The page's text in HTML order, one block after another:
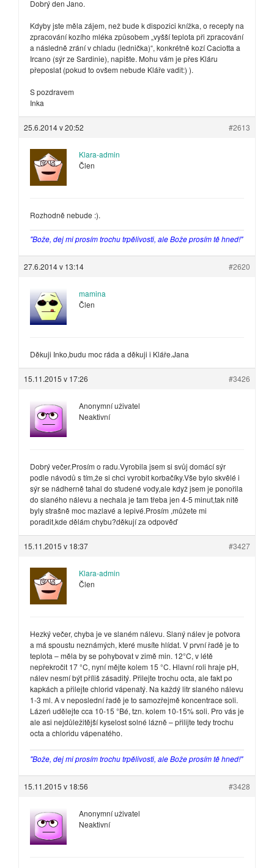
Dobrý den Jano.
Kdyby jste měla zájem, než bude k dispozici knížka, o recepty na
zpracování kozího mléka způsobem „vyšší teplota při zpracování
a následně zrání v chladu (lednička)“, konkrétně kozí Caciotta a
Ircano (sýr ze Sardinie), napište. Mohu vám je přes Kláru
přeposlat (pokud to ovšem nebude Kláře vadit:) ).
S pozdravem
Inka
25.6.2014 v 20:52 #2613
Klara-admin
Člen
Rozhodně nebude :).
"Bože, dej mi prosím trochu trpělivosti, ale Bože prosím tě hned!"
27.6.2014 v 13:14 #2620
mamina
Člen
Děkuji Inko,budu moc ráda a děkuji i Kláře.Jana
15.11.2015 v 17:26 #3426
Anonymní uživatel
Neaktivní
Dobrý večer.Prosím o radu.Vyrobila jsem si svůj domácí sýr
podle návodů s tím,že si chci vyrobit korbačíky.Vše bylo skvělé i
sýr se nádherně tahal do studené vody,ale když jsem je ponořila
do slaného nálevu a nechala je tam třeba jen 4-5 minut,tak nitě
byly strašně moc mazlavé a lepivé.Prosím ,můžete mi
poradit,kde dělám chybu?děkují za odpověď
15.11.2015 v 18:37 #3427
Klara-admin
Člen
Hezký večer, chyba je ve slaném nálevu. Slaný nálev je potvora
a má spoustu neznámých, které musíte hlídat. V první řadě je to
teplota – měla by se pohybovat v zimě min. 12°C, v létě
nepřekročit 17 °C, nyní mějte kolem 15 °C. Hlavní roli hraje pH,
nálev nesmí být příliš zásaditý. Přilejte trochu octa, ale fakt po
kapkách a přilejte chlorid vápenatý. Na každý litr slaného nálevu
1-3 ml. A v neposlední řadě je to samozřejmě koncentrace soli.
Lázeń udělejte cca 10-15 °Bé, tzn. kolem 10-15% soli. Pro vás je
ale asi nejdůležitější kyselost solné lázně – přilijte tedy trochu
octa a chloridu vápenatého.
"Bože, dej mi prosím trochu trpělivosti, ale Bože prosím tě hned!"
15.11.2015 v 18:56 #3428
Anonymní uživatel
Neaktivní